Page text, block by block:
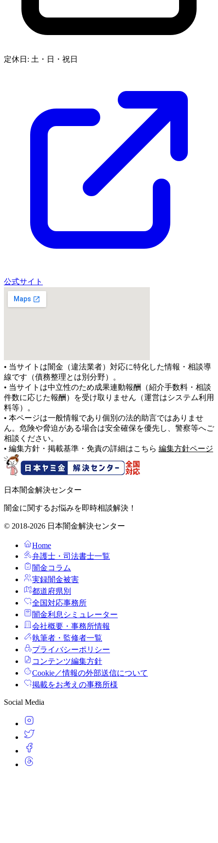
定休日: 土・日・祝日
公式サイト
• 当サイトは闇金（違法業者）対応に特化した情報・相談導
線です（債務整理とは別分野）。
• 当サイトは中立性のため成果連動報酬（紹介手数料・相談
件数に応じた報酬）を受け取りません（運営はシステム利用
料等）。
• 本ページは一般情報であり個別の法的助言ではありませ
ん。危険や脅迫がある場合は安全確保を優先し、警察等へご
相談ください。
• 編集方針・掲載基準・免責の詳細はこちら 編集方針ページ
日本闇金解決センター
闇金に関するお悩みを即時相談解決！
© 2018-2026 日本闇金解決センター
Home
弁護士・司法書士一覧
闇金コラム
実録闇金被害
都道府県別
全国対応事務所
闇金利息シミュレーター
会社概要・事務所情報
執筆者・監修者一覧
プライバシーポリシー
コンテンツ編集方針
Cookie／情報の外部送信について
掲載をお考えの事務所様
Social Media